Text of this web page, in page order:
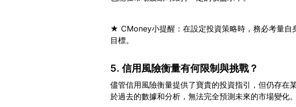
★ CMoney小提醒：在設定投資策略時，務必考量自
5. 信用風險衡量有何限制與挑戰？
儘管信用風險衡量提供了寶貴的投資指引，但仍存在